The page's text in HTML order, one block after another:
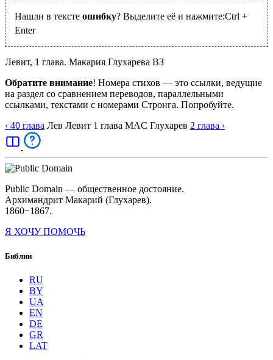
Нашли в тексте ошибку? Выделите её и нажмите:Ctrl +
Enter
Левит, 1 глава. Макария Глухарева ВЗ
Обратите внимание! Номера стихов — это ссылки, ведущие
на раздел со сравнением переводов, параллельными
ссылками, текстами с номерами Стронга. Попробуйте.
‹ 40 глава Лев Левит 1 глава MAC Глухарев 2 глава ›
Public Domain — общественное достояние.
Архимандрит Макарий (Глухарев).
1860−1867.
Я ХОЧУ ПОМОЧЬ
Библии
RU
BY
UA
EN
DE
GR
LAT